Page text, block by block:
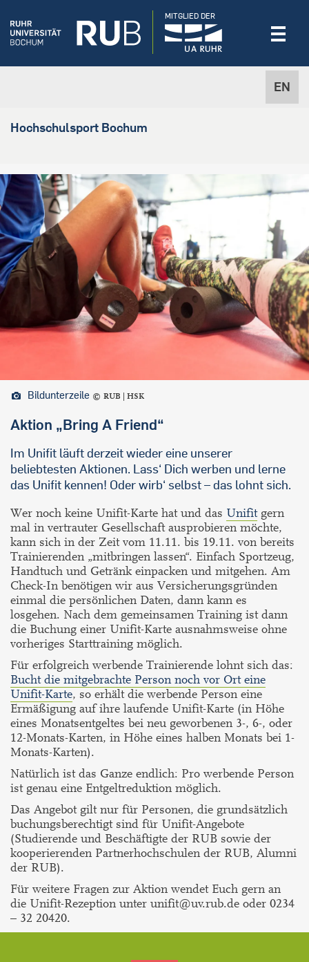
EN
MITGLIED DER
Hochschulsport Bochum
Bildunterzeile RUB | HSK
Aktion „Bring A Friend“
Im Unifit läuft derzeit wieder eine unserer
beliebtesten Aktionen. Lass‘ Dich werben und lerne
das Unifit kennen! Oder wirb‘ selbst – das lohnt sich.
Wer noch keine Unifit-Karte hat und das Unifitgern
mal in vertrauter Gesellschaft ausprobieren möchte,
kann sich in der Zeit vom 11.11. bis 19.11. von bereits
Trainierenden „mitbringen lassen“. Einfach Sportzeug,
Handtuch und Getränk einpacken und mitgehen. Am
Check-In benötigen wir aus Versicherungsgründen
einmal die persönlichen Daten, dann kann es
losgehen. Nach dem gemeinsamen Training ist dann
die Buchung einer Unifit-Karte ausnahmsweise ohne
vorheriges Starttraining möglich.
Für erfolgreich werbende Trainierende lohnt sich das:
Bucht die mitgebrachte Person noch vor Ort eine
Unifit-Karte, so erhält die werbende Person eine
Ermäßigung auf ihre laufende Unifit-Karte (in Höhe
eines Monatsentgeltes bei neu geworbenen 3-, 6-, oder
12-Monats-Karten, in Höhe eines halben Monats bei 1-
Monats-Karten).
Natürlich ist das Ganze endlich: Pro werbende Person
ist genau eine Entgeltreduktion möglich.
Das Angebot gilt nur für Personen, die grundsätzlich
buchungsberechtigt sind für Unifit-Angebote
(Studierende und Beschäftigte der RUB sowie der
kooperierenden Partnerhochschulen der RUB, Alumni
der RUB).
Für weitere Fragen zur Aktion wendet Euch gern an
die Unifit-Rezeption unter unifit@uv.rub.de oder 0234
– 32 20420.